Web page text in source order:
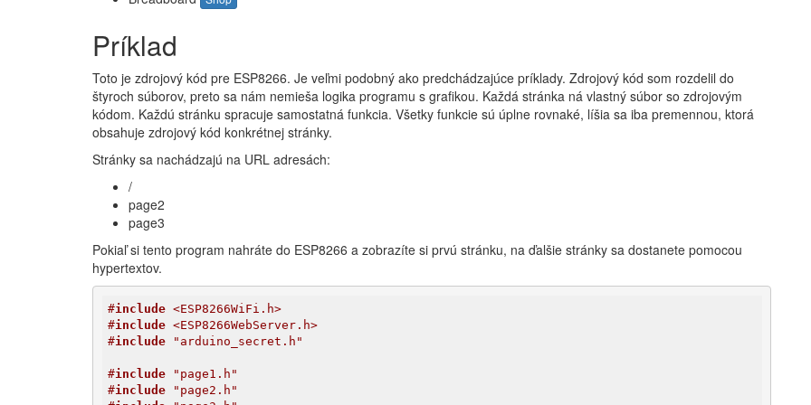
Príklad
Toto je zdrojový kód pre ESP8266. Je veľmi podobný ako predchádzajúce príklady. Zdrojový kód som rozdelil do
štyroch súborov, preto sa nám nemieša logika programu s grafikou. Každá stránka ná vlastný súbor so zdrojovým
kódom. Každú stránku spracuje samostatná funkcia. Všetky funkcie sú úplne rovnaké, líšia sa iba premennou, ktorá
obsahuje zdrojový kód konkrétnej stránky.
Stránky sa nachádzajú na URL adresách:
/
page2
page3
Pokiaľ si tento program nahráte do ESP8266 a zobrazíte si prvú stránku, na ďalšie stránky sa dostanete pomocou
hypertextov.
#include <ESP8266WiFi.h>
#include <ESP8266WebServer.h>
#include "arduino_secret.h"
#include "page1.h"
#include "page2.h"